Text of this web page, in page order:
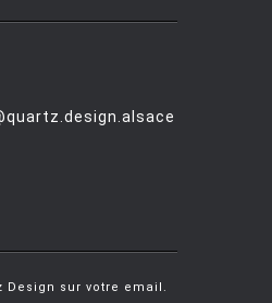
Design sur votre email.